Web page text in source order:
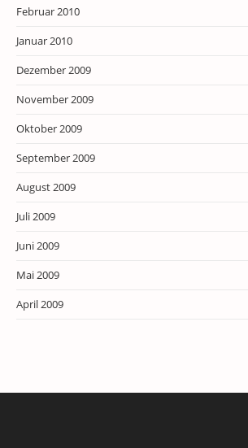
Februar 2010
Januar 2010
Dezember 2009
November 2009
Oktober 2009
September 2009
August 2009
Juli 2009
Juni 2009
Mai 2009
April 2009